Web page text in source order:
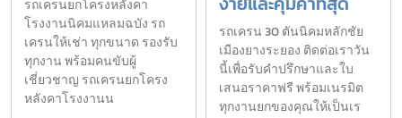
รถเครนยกโครงหลังคา
โรงงานนิคมแหลมฉบัง รถ
เครนให้เช่า ทุกขนาด รองรับ
ทุกงาน พร้อมคนขับผู้
เชี่ยวชาญ รถเครนยกโครง
หลังคาโรงงานน
รถเครน 30 ตันนิคมหลักชัย
เมืองยางระยอง ติดต่อเราวัน
นี้เพื่อรับคำปรึกษาและใบ
เสนอราคาฟรี พร้อมเนรมิต
ทุกงานยกของคุณให้เป็นเร